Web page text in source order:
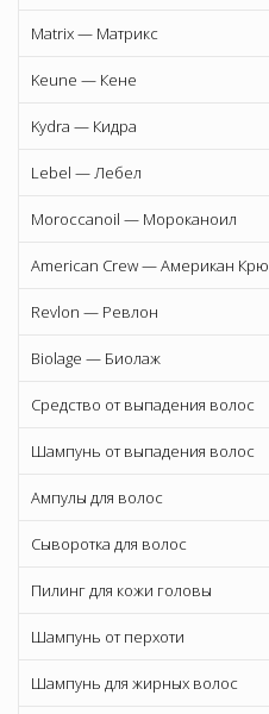
Matrix — Матрикс
Keune — Кене
Kydra — Кидра
Lebel — Лебел
Moroccanoil — Мороканоил
American Crew — Американ Крю
Revlon — Ревлон
Biolage — Биолаж
Средство от выпадения волос
Шампунь от выпадения волос
Ампулы для волос
Сыворотка для волос
Пилинг для кожи головы
Шампунь от перхоти
Шампунь для жирных волос